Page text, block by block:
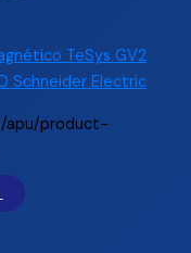
apu/product-